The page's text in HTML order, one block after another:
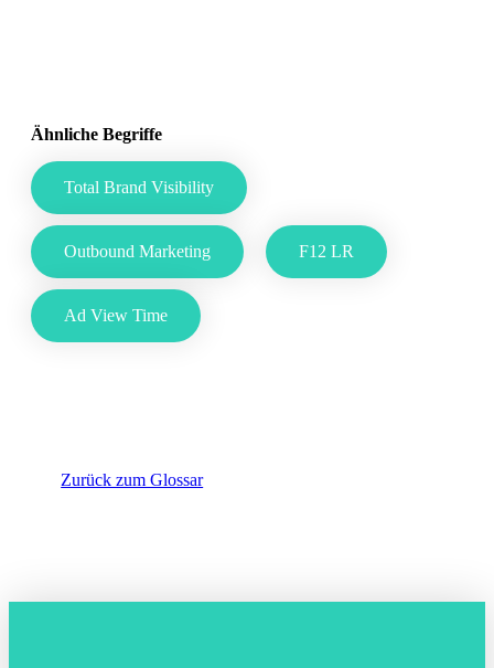
Ähnliche Begriffe
Total Brand Visibility
Outbound Marketing F12 LR
Ad View Time
Zurück zum Glossar